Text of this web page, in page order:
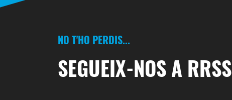
NO T'HO PERDIS...
SEGUEIX-NOS A RRSS